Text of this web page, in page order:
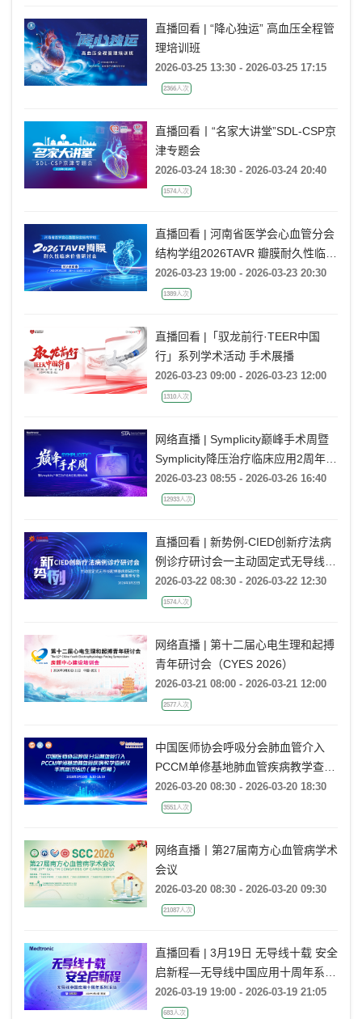
直播回看 | “降心独运” 高血压全程管
理培训班
2026-03-25 13:30 - 2026-03-25 17:15
2366人次
直播回看丨“名家大讲堂”SDL-CSP京
津专题会
2026-03-24 18:30 - 2026-03-24 20:40
1574人次
直播回看 | 河南省医学会心血管分会
结构学组2026TAVR 瓣膜耐久性临床
价值研讨会
2026-03-23 19:00 - 2026-03-23 20:30
1389人次
直播回看 |「驭龙前行·TEER中国
行」系列学术活动 手术展播
2026-03-23 09:00 - 2026-03-23 12:00
1310人次
网络直播 | Symplicity巅峰手术周暨
Symplicity降压治疗临床应用2周年庆
典
2026-03-23 08:55 - 2026-03-26 16:40
12933人次
直播回看 | 新势例-CIED创新疗法病
例诊疗研讨会一主动固定式无导线起
搏器病例研讨会一冀鲁豫专场
2026-03-22 08:30 - 2026-03-22 12:30
1574人次
网络直播 | 第十二届心电生理和起搏
青年研讨会（CYES 2026）
2026-03-21 08:00 - 2026-03-21 12:00
2577人次
中国医师协会呼吸分会肺血管介入
PCCM单修基地肺血管疾病教学查房
及手术参访活动（第十四期）
2026-03-20 08:30 - 2026-03-20 18:30
3551人次
网络直播丨第27届南方心血管病学术
会议
2026-03-20 08:30 - 2026-03-20 09:30
21087人次
直播回看 | 3月19日 无导线十载 安全
启新程—无导线中国应用十周年系列
活动
2026-03-19 19:00 - 2026-03-19 21:05
683人次